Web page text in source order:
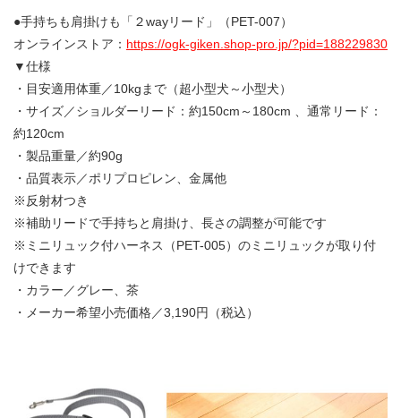
●手持ちも肩掛けも「２wayリード」（PET-007）
オンラインストア： https://ogk-giken.shop-pro.jp/?pid=188229830
▼仕様
・目安適用体重／10kgまで（超小型犬～小型犬）
・サイズ／ショルダーリード：約150cm～180cm 、通常リード：
約120cm
・製品重量／約90g
・品質表示／ポリプロピレン、金属他
※反射材つき
※補助リードで手持ちと肩掛け、長さの調整が可能です
※ミニリュック付ハーネス（PET-005）のミニリュックが取り付
けできます
・カラー／グレー、茶
・メーカー希望小売価格／3,190円（税込）